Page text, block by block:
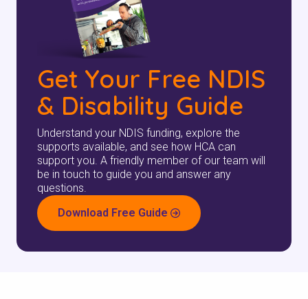
Get Your Free NDIS
& Disability Guide
Understand your NDIS funding, explore the
supports available, and see how HCA can
support you. A friendly member of our team will
be in touch to guide you and answer any
questions.
Download Free Guide
搜索